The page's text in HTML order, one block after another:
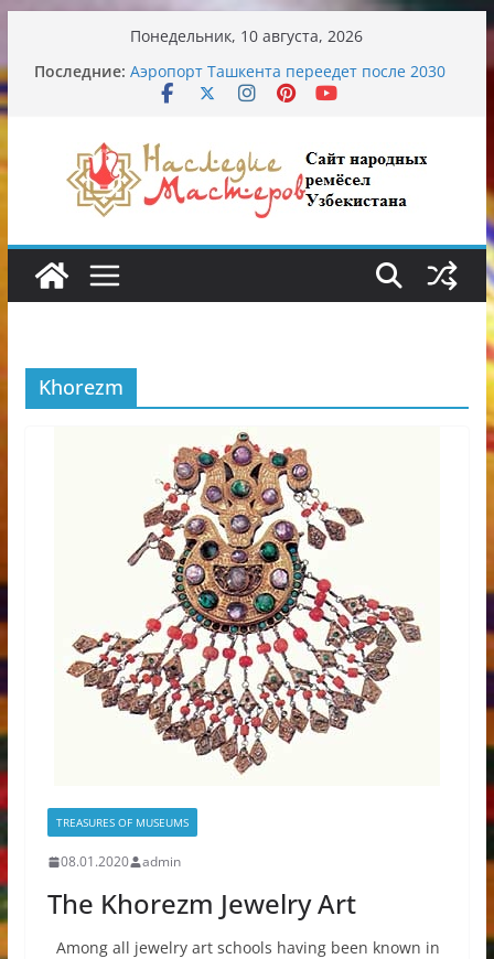
содержимому
Понедельник, 10 августа, 2026
Последние: Аэропорт Ташкента переедет после 2030
года
Обрушение на одном из ключевых
перекрёстков Ташкента: перекрыт
путепровод на Буюк Ипак Йули
Узбекские традиционные узоры:
символика и происхождение
Khorezm
TREASURES OF MUSEUMS
08.01.2020 admin
The Khorezm Jewelry Art
Among all jewelry art schools having been known in